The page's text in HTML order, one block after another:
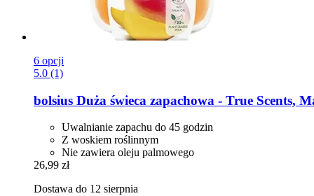
6 opcji
5.0 (1)
bolsius Duża świeca zapachowa -​ True Scents,
Uwalnianie zapachu do 45 godzin
Z woskiem roślinnym
Nie zawiera oleju palmowego
26,99 zł
Dostawa do 12 sierpnia